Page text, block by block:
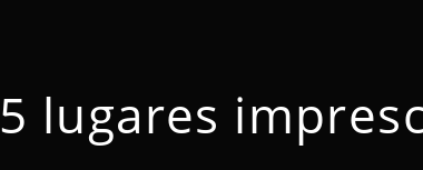
5 lugares